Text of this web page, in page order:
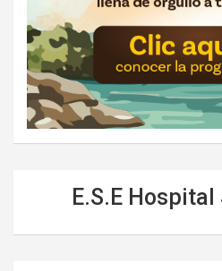
E.S.E Hospital